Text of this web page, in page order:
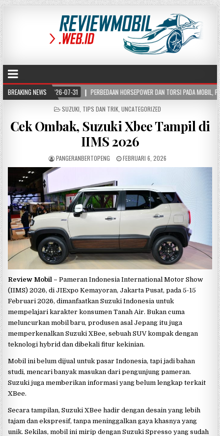
BREAKING NEWS
2026-07-31 PERBEDAAN HORSEPOWER DAN TORSI PADA MOBIL, PAHAMI FUNGSI
POSTED
SUZUKI TIPS DAN TRIK UNCATEGORIZED
Cek Ombak, Suzuki Xbee Tampil di
IIMS 2026
PANGERANBERTOPENG FEBRUARI 6, 2026
Review Mobil –Pameran Indonesia International Motor Show
(IIMS) 2026, di JIExpo Kemayoran, Jakarta Pusat, pada 5-15
Februari 2026, dimanfaatkan Suzuki Indonesia untuk
mempelajari karakter konsumen Tanah Air. Bukan cuma
meluncurkan mobil baru, produsen asal Jepang itu juga
memperkenalkan Suzuki XBee, sebuah SUV kompak dengan
teknologi hybrid dan dibekali fitur kekinian.
Mobil ini belum dijual untuk pasar Indonesia, tapi jadi bahan
studi, mencari banyak masukan dari pengunjung pameran.
Suzuki juga memberikan informasi yang belum lengkap terkait
XBee.
Secara tampilan, Suzuki XBee hadir dengan desain yang lebih
tajam dan ekspresif, tanpa meninggalkan gaya khasnya yang
unik. Sekilas, mobil ini mirip dengan Suzuki Spresso yang sudah